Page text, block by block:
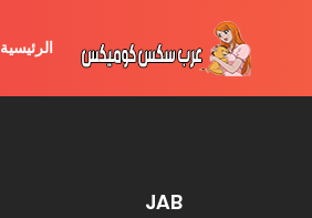
الرئيسية
JAB